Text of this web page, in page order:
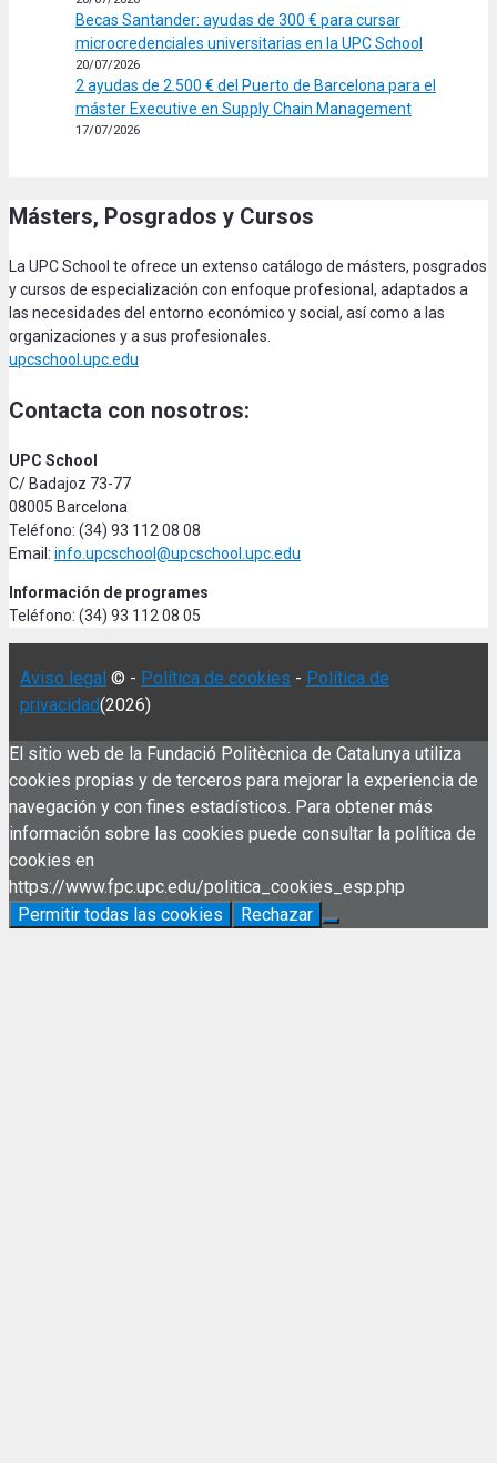
Becas Santander: ayudas de 300 € para cursar
microcredenciales universitarias en la UPC School
20/07/2026
2 ayudas de 2.500 € del Puerto de Barcelona para el
máster Executive en Supply Chain Management
17/07/2026
Másters, Posgrados y Cursos
La UPC School te ofrece un extenso catálogo de másters, posgrados
y cursos de especialización con enfoque profesional, adaptados a
las necesidades del entorno económico y social, así como a las
organizaciones y a sus profesionales.
upcschool.upc.edu
Contacta con nosotros:
UPC School
C/ Badajoz 73-77
08005 Barcelona
Teléfono: (34) 93 112 08 08
Email: info.upcschool@upcschool.upc.edu
Información de programes
Teléfono: (34) 93 112 08 05
Aviso legal © - Política de cookies - Política de
privacidad(2026)
El sitio web de la Fundació Politècnica de Catalunya utiliza
cookies propias y de terceros para mejorar la experiencia de
navegación y con fines estadísticos. Para obtener más
información sobre las cookies puede consultar la política de
cookies en
https://www.fpc.upc.edu/politica_cookies_esp.php
Permitir todas las cookies
Rechazar